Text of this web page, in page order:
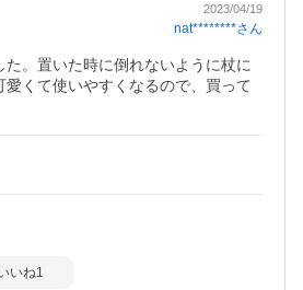
2023/04/19
nat********さん
。置いた時に倒れないように杖に
くて使いやすくなるので、買って
いね1